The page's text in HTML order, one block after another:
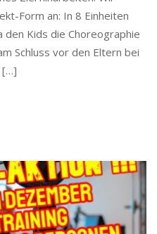
Form an: In 8 Einheiten
Kids die Choreographie
Schluss vor den Eltern bei
[…]